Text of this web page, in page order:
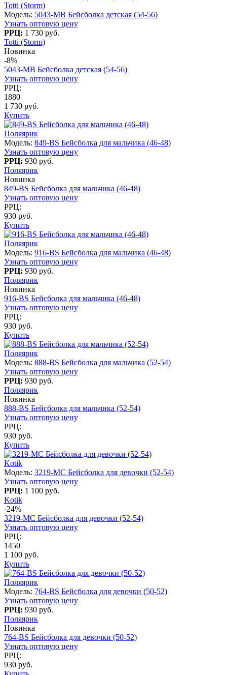
Totti (Storm)
Модель: 5043-МВ Бейсболка детская (54-56)
Узнать оптовую цену
РРЦ: 1 730 руб.
Totti (Storm)
Новинка
-8%
5043-МВ Бейсболка детская (54-56)
Узнать оптовую цену
РРЦ:
1880
1 730 руб.
Купить
Поляярик
Модель: 849-BS Бейсболка для мальчика (46-48)
Узнать оптовую цену
РРЦ: 930 руб.
Поляярик
Новинка
849-BS Бейсболка для мальчика (46-48)
Узнать оптовую цену
РРЦ:
930 руб.
Купить
Поляярик
Модель: 916-BS Бейсболка для мальчика (46-48)
Узнать оптовую цену
РРЦ: 930 руб.
Поляярик
Новинка
916-BS Бейсболка для мальчика (46-48)
Узнать оптовую цену
РРЦ:
930 руб.
Купить
Поляярик
Модель: 888-BS Бейсболка для мальчика (52-54)
Узнать оптовую цену
РРЦ: 930 руб.
Поляярик
Новинка
888-BS Бейсболка для мальчика (52-54)
Узнать оптовую цену
РРЦ:
930 руб.
Купить
Kotik
Модель: 3219-МC Бейсболка для девочки (52-54)
Узнать оптовую цену
РРЦ: 1 100 руб.
Kotik
-24%
3219-МC Бейсболка для девочки (52-54)
Узнать оптовую цену
РРЦ:
1450
1 100 руб.
Купить
Поляярик
Модель: 764-BS Бейсболка для девочки (50-52)
Узнать оптовую цену
РРЦ: 930 руб.
Поляярик
Новинка
764-BS Бейсболка для девочки (50-52)
Узнать оптовую цену
РРЦ:
930 руб.